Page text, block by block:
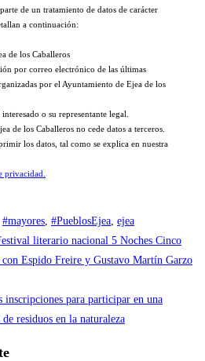
de un tratamiento de datos de carácter
a continuación:
de los Caballeros
por correo electrónico de las últimas
por el Ayuntamiento de Ejea de los
o su representante legal.
de los Caballeros no cede datos a terceros.
los datos, tal como se explica en nuestra
privacidad.
#mayores #PueblosEjea ejea
literario nacional 5 Noches Cinco
Espido Freire y Gustavo Martín Garzo
inscripciones para participar en una
residuos en la naturaleza